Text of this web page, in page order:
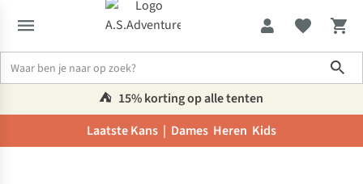
⛺️ 15% korting op alle tenten
Laatste Kans | Dames Heren Kids